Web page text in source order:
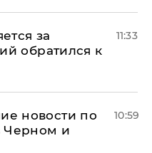
за
обратился к
11:33
новости по
Черном и
10:59